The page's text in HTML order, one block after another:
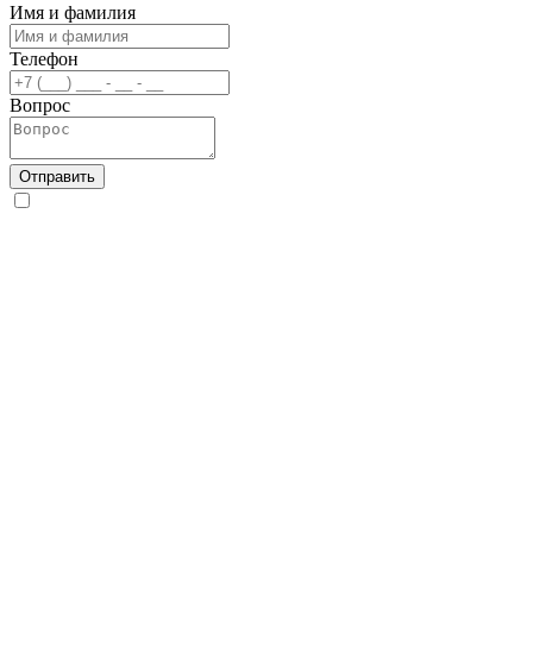
Имя и фамилия
Телефон
Вопрос
Отправить